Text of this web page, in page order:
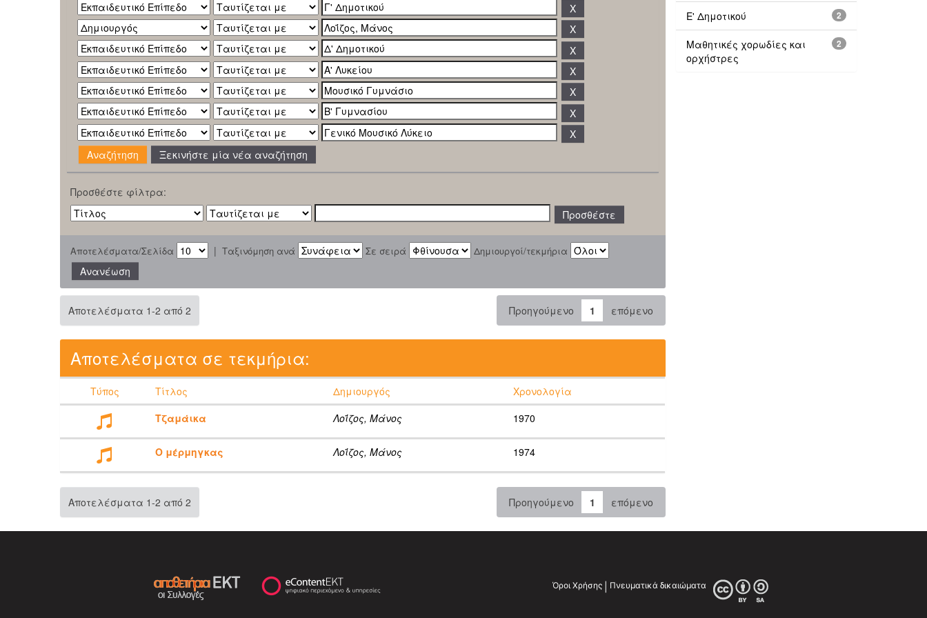
Ξεκινήστε μία νέα αναζήτηση
Προσθέστε φίλτρα:
Αποτελέσματα/Σελίδα | Ταξινόμηση ανά Σε σειρά Δημιουργοί/τεκμήρια
Αποτελέσματα 1-2 από 2 Προηγούμενο 1 επόμενο
Αποτελέσματα σε τεκμήρια:
Τύπος Τίτλος Δημιουργός
Χρονολογία
Τζαμάικα
Λοΐζος, Μάνος 1970
Ο μέρμηγκας Λοΐζος, Μάνος 1974
Αποτελέσματα 1-2 από 2 Προηγούμενο 1 επόμενο
2
Ε' Δημοτικού
2
Μαθητικές χορωδίες και
ορχήστρες